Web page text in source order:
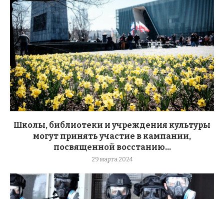
Школы, библиотеки и учреждения культуры
могут принять участие в кампании,
посвященной восстанию...
29 марта 2024